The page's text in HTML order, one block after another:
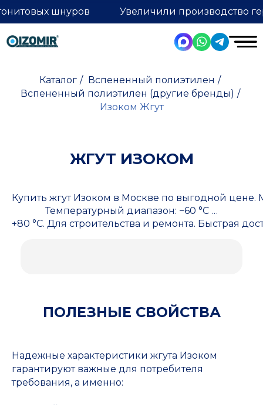
Увеличили производство
шнуров
Каталог / Вспененный полиэтилен /
Вспененный полиэтилен (другие бренды) /
Изоком Жгут
ЖГУТ ИЗОКОМ
Купить жгут Изоком в Москве по выгодной цене.
Температурный диапазон: −60 °C …
+80 °C. Для строительства и ремонта. Быстрая
ПОЛЕЗНЫЕ СВОЙСТВА
Надежные характеристики жгута Изоком
гарантируют важные для потребителя
требования, а именно: